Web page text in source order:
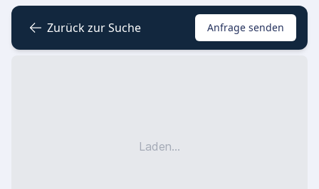
Zurück zur Suche Anfrage senden
Laden...